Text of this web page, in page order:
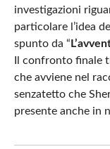
investigazioni
particolare l’idea
spunto da “
Il confronto finale
che avviene nel
senzatetto che
presente anche in